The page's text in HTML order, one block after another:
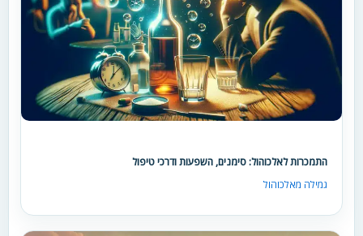
התמכרות לאלכוהול: סימנים, השפעות ודרכי טיפול
גמילה מאלכוהול